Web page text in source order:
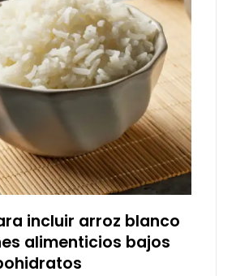
incluir arroz blanco
alimenticios bajos